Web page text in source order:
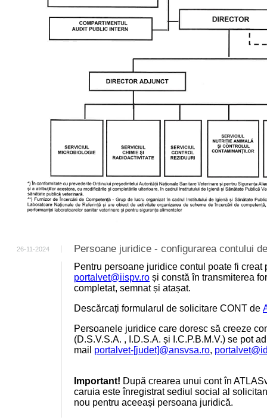
26-11-2024 Persoane juridice - configurarea contului
Pentru persoane juridice contul poate fi
portalvet@iispv.ro și constă în transmiterea
completat, semnat și atașat.
Descărcați formularul de solicitare CONT de
Persoanele juridice care doresc să creeze
(D.S.V.S.A. , I.D.S.A. și I.C.P.B.M.V.) se pot
mail portalvet-[judet]@ansvsa.ro,
Important! După crearea unui cont în
caruia este înregistrat sediul social al
nou pentru aceeași persoana juridică.